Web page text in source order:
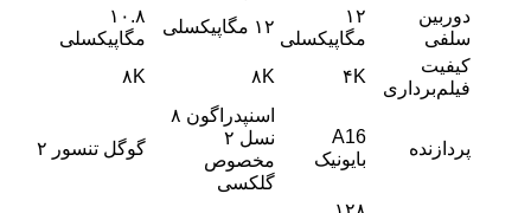
دوربین
سلفی
۱۲
مگاپیکسلی
۱۲ مگاپیکسلی
۱۰.۸
مگاپیکسلی
کیفیت
فیلم‌برداری
۴K ۸K ۸K
پردازنده
A16
بایونیک
اسنپدراگون ۸
نسل ۲
مخصوص
گلکسی
گوگل تنسور ۲